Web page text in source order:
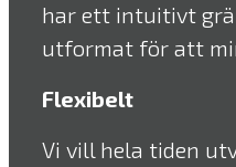
har ett intuitivt
utformat för att
Flexibelt
Vi vill hela tiden